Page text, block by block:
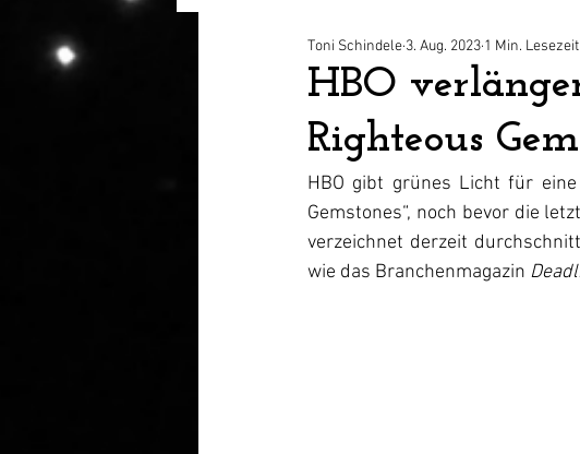
Home Entertainment Essay
HBO
Righteous
Toni Schindele 3. Aug. 2023 1 Min. Lesezeit
HBO gibt grünes Licht für eine
Gemstones“, noch bevor die
verzeichnet derzeit
wie das Branchenmagazin